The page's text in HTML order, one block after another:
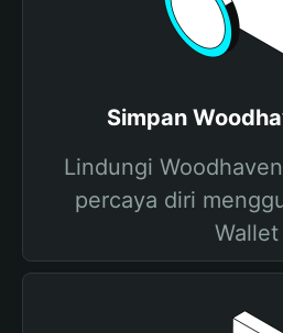
Simpan
Lindungi
percaya diri
Wallet